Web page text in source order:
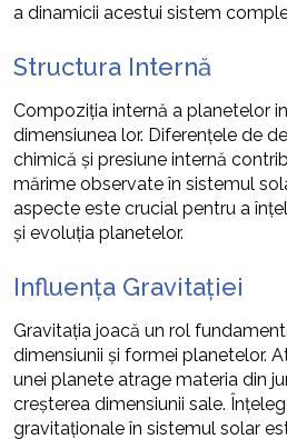
a dinamicii acestui sistem
Structura Internă
Compoziția internă a planetelor
dimensiunea lor. Diferențele de
chimică și presiune internă
mărime observate în sistemul
aspecte este crucial pentru a
și evoluția planetelor.
Influența Gravitației
Gravitația joacă un rol
dimensiunii și formei planetelor.
unei planete atrage materia din
creșterea dimensiunii sale.
gravitaționale în sistemul solar